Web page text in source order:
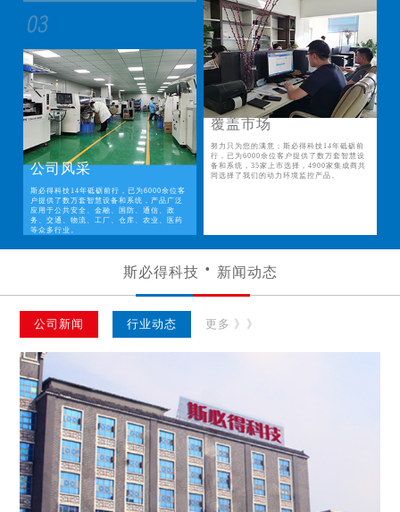
公司风采
斯必得科技14年砥砺前行，已为6000余位客
户提供了数万套智慧设备和系统，产品广泛
应用于公共安全、金融、国防、通信、政
务、交通、物流、工厂、仓库、农业、医药
等众多行业。
覆盖市场
努力只为您的满意；斯必得科技14年砥砺前
行，已为6000余位客户提供了数万套智慧设
备和系统，35家上市选择，4900家集成商共
同选择了我们的动力环境监控产品。
斯必得科技 新闻动态
公司新闻 行业动态 更多 》》